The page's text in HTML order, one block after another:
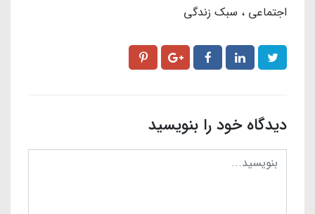
اجتماعی
سبک زندگی
دیدگاه خود را بنویسید